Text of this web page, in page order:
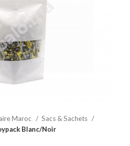
Maroc
Sacs & Sachets
Blanc/Noir